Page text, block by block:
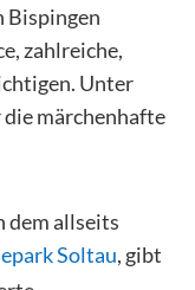
Bispingen
zahlreiche,
Unter
die märchenhafte
dem allseits
Soltau, gibt